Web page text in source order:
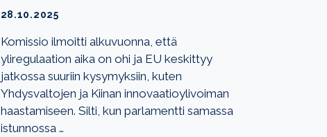
28.10.2025
Komissio ilmoitti alkuvuonna, että
yliregulaation aika on ohi ja EU keskittyy
jatkossa suuriin kysymyksiin, kuten
Yhdysvaltojen ja Kiinan innovaatioylivoiman
haastamiseen. Silti, kun parlamentti samassa
istunnossa …